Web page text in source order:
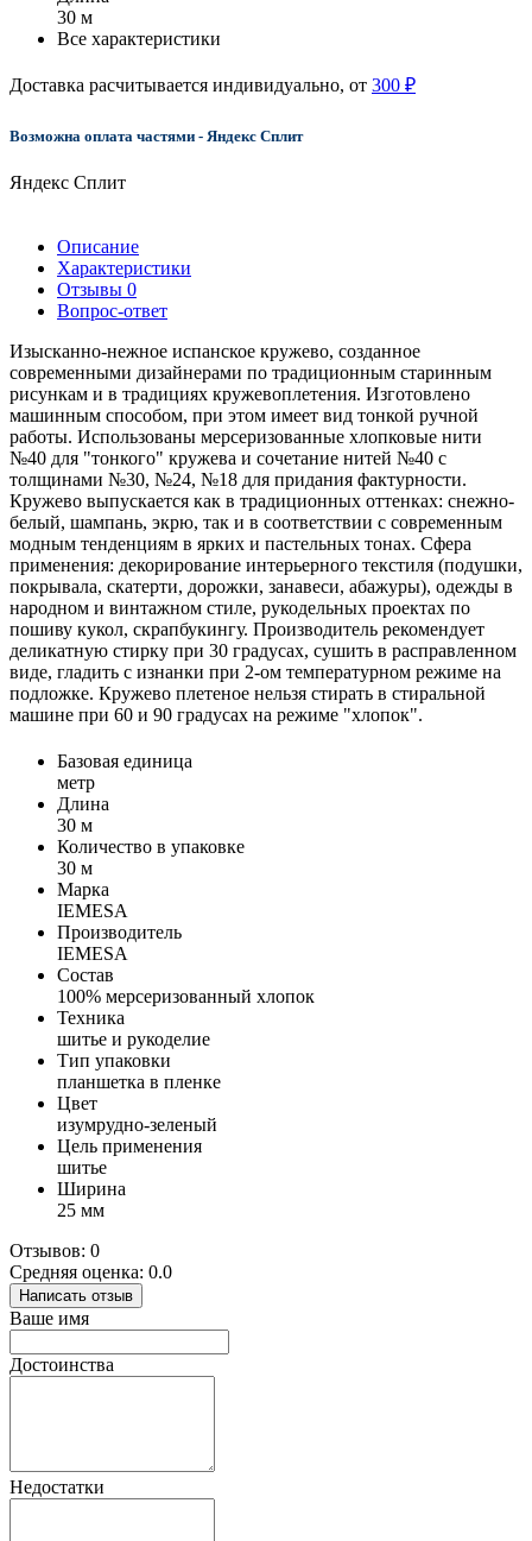
30 м
Все характеристики
Доставка расчитывается индивидуально, от 300 ₽
Возможна оплата частями - Яндекс Сплит
Яндекс Сплит
Описание
Характеристики
Отзывы 0
Вопрос-ответ
Изысканно-нежное испанское кружево, созданное
современными дизайнерами по традиционным старинным
рисункам и в традициях кружевоплетения. Изготовлено
машинным способом, при этом имеет вид тонкой ручной
работы. Использованы мерсеризованные хлопковые нити
№40 для "тонкого" кружева и сочетание нитей №40 с
толщинами №30, №24, №18 для придания фактурности.
Кружево выпускается как в традиционных оттенках: снежно-
белый, шампань, экрю, так и в соответствии с современным
модным тенденциям в ярких и пастельных тонах. Сфера
применения: декорирование интерьерного текстиля (подушки,
покрывала, скатерти, дорожки, занавеси, абажуры), одежды в
народном и винтажном стиле, рукодельных проектах по
пошиву кукол, скрапбукингу. Производитель рекомендует
деликатную стирку при 30 градусах, сушить в расправленном
виде, гладить с изнанки при 2-ом температурном режиме на
подложке. Кружево плетеное нельзя стирать в стиральной
машине при 60 и 90 градусах на режиме "хлопок".
Базовая единица
метр
Длина
30 м
Количество в упаковке
30 м
Марка
IEMESA
Производитель
IEMESA
Состав
100% мерсеризованный хлопок
Техника
шитье и рукоделие
Тип упаковки
планшетка в пленке
Цвет
изумрудно-зеленый
Цель применения
шитье
Ширина
25 мм
Отзывов: 0
Средняя оценка: 0.0
Написать отзыв
Ваше имя
Достоинства
Недостатки